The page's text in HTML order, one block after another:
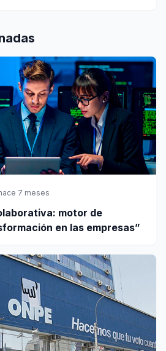
7 meses
motor de
en las empresas”